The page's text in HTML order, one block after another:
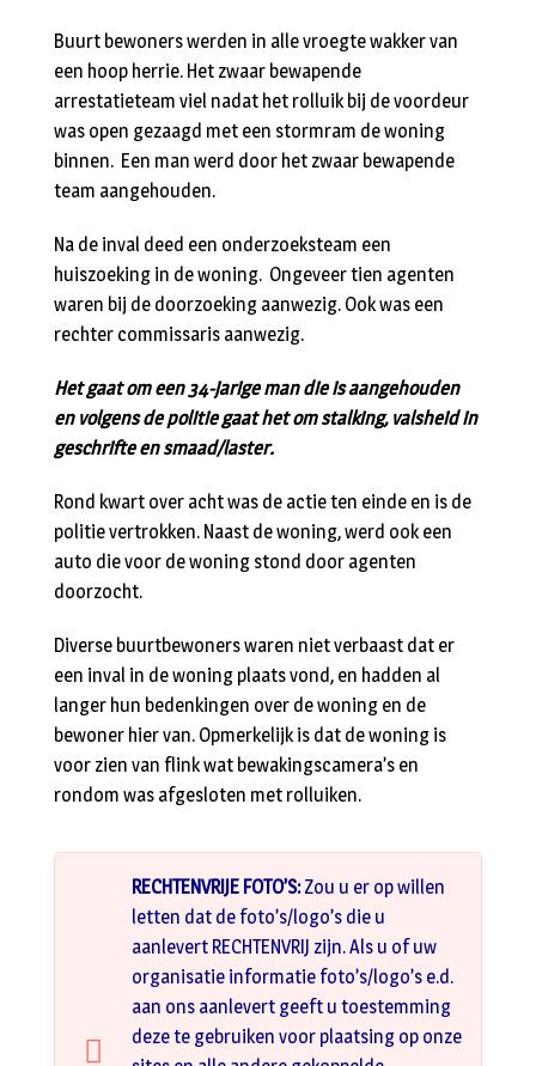
Buurt bewoners werden in alle vroegte wakker van
een hoop herrie. Het zwaar bewapende
arrestatieteam viel nadat het rolluik bij de voordeur
was open gezaagd met een stormram de woning
binnen. Een man werd door het zwaar bewapende
team aangehouden.
Na de inval deed een onderzoeksteam een
huiszoeking in de woning. Ongeveer tien agenten
waren bij de doorzoeking aanwezig. Ook was een
rechter commissaris aanwezig.
Het gaat om een 34-jarige man die is aangehouden
en volgens de politie gaat het om stalking, valsheid in
geschrifte en smaad/laster.
Rond kwart over acht was de actie ten einde en is de
politie vertrokken. Naast de woning, werd ook een
auto die voor de woning stond door agenten
doorzocht.
Diverse buurtbewoners waren niet verbaast dat er
een inval in de woning plaats vond, en hadden al
langer hun bedenkingen over de woning en de
bewoner hier van. Opmerkelijk is dat de woning is
voor zien van flink wat bewakingscamera’s en
rondom was afgesloten met rolluiken.
RECHTENVRIJE FOTO’S:Zou u er op willen
letten dat de foto’s/logo’s die u
aanlevert RECHTENVRIJ zijn. Als u of uw
organisatie informatie foto’s/logo’s e.d.
aan ons aanlevert geeft u toestemming
deze te gebruiken voor plaatsing op onze